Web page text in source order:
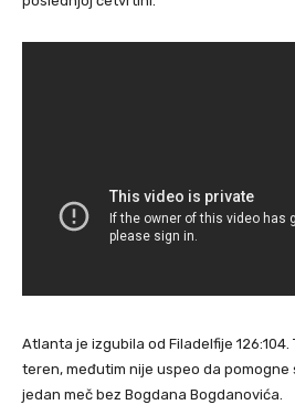
Atlanta je izgubila od Filadelfije
teren, međutim nije uspeo da pomogne
jedan meč bez Bogdana Bogdanovića.